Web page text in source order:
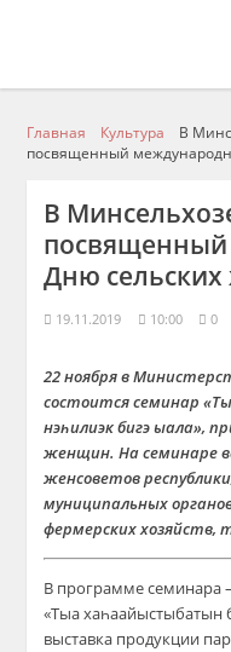
Главная Культура
В
посвященный
В
Дню
19.11.2019 10:00 0
22 ноября в
состоится семинар
нэһилиэк бигэ ыала»,
женщин. На семинаре
женсоветов
муниципальных
фермерских хозяйств,
В программе семинара
«Тыа хаһаайыстыбатын
выставка продукции